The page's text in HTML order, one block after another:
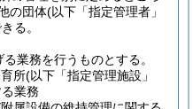
の団体(以下「指定管理者」
る。
業務を行うものとする。
所(以下「指定管理施設」
業務